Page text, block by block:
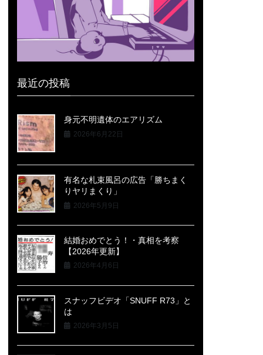
最近の投稿
身元不明遺体のエアリズム
2026年6月22日
有名な札束風呂の広告「勝ちまく
りヤリまくり」
2026年5月9日
結婚おめでとう！・真相を考察
【2026年更新】
2026年4月6日
スナッフビデオ「SNUFF R73」と
は
2026年3月5日